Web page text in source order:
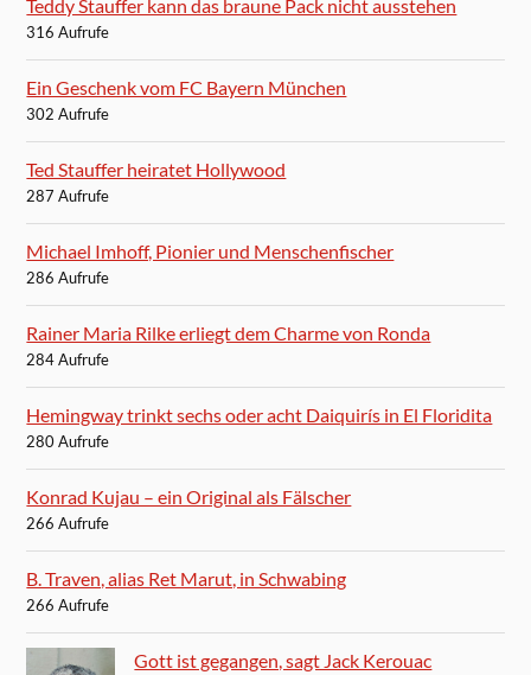
Teddy Stauffer kann das braune Pack nicht ausstehen
316 Aufrufe
Ein Geschenk vom FC Bayern München
302 Aufrufe
Ted Stauffer heiratet Hollywood
287 Aufrufe
Michael Imhoff, Pionier und Menschenfischer
286 Aufrufe
Rainer Maria Rilke erliegt dem Charme von Ronda
284 Aufrufe
Hemingway trinkt sechs oder acht Daiquirís in El Floridita
280 Aufrufe
Konrad Kujau – ein Original als Fälscher
266 Aufrufe
B. Traven, alias Ret Marut, in Schwabing
266 Aufrufe
Gott ist gegangen, sagt Jack Kerouac